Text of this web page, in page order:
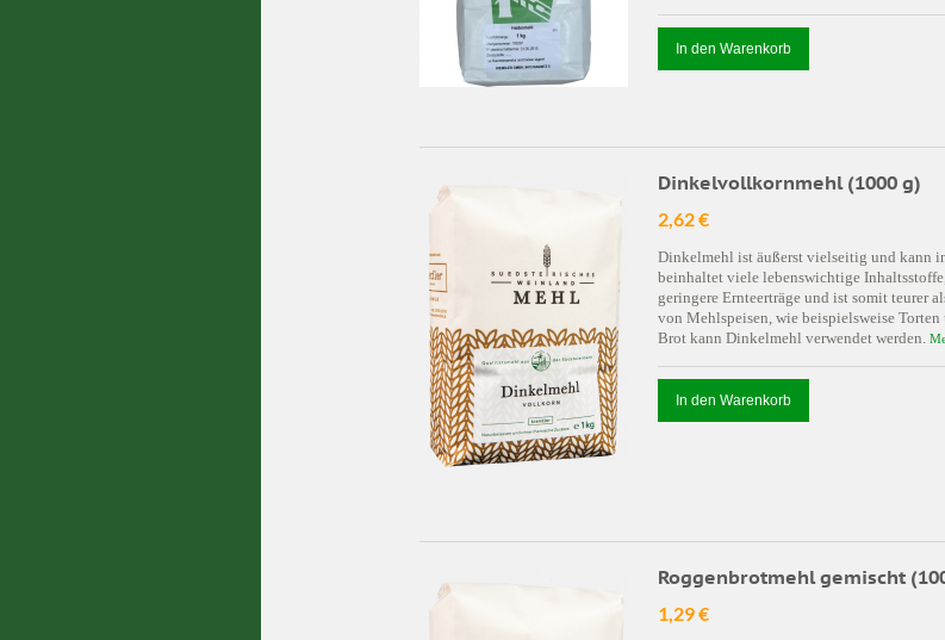
In den Warenkorb
Dinkelvollkornmehl (1000 g)
2,62 €
Dinkelmehl ist äußerst vielseitig und kann
beinhaltet viele lebenswichtige
geringere Ernteerträge und ist somit teurer
von Mehlspeisen, wie beispielsweise
Brot kann Dinkelmehl verwendet werden.
In den Warenkorb
Roggenbrotmehl gemischt
1,29 €